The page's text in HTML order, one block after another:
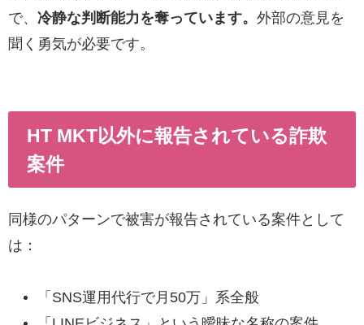
で、 冷静な判断能力を奪っています。 外部の意見を
聞く勇気が必要です。
HT MKT以外に報告されている詐欺
案件
同様のパターンで被害が報告されている案件として
は：
「SNS運用代行で月50万」系全般